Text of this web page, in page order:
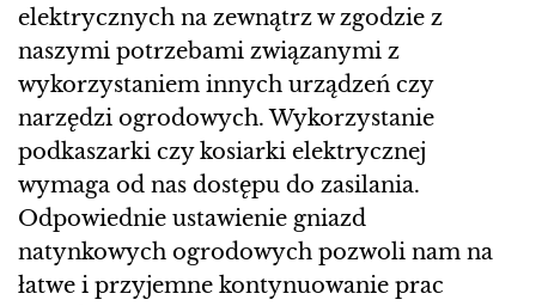
elektrycznych na zewnątrz w zgodzie z
naszymi potrzebami związanymi z
wykorzystaniem innych urządzeń czy
narzędzi ogrodowych. Wykorzystanie
podkaszarki czy kosiarki elektrycznej
wymaga od nas dostępu do zasilania.
Odpowiednie ustawienie gniazd
natynkowych ogrodowych pozwoli nam na
łatwe i przyjemne kontynuowanie prac